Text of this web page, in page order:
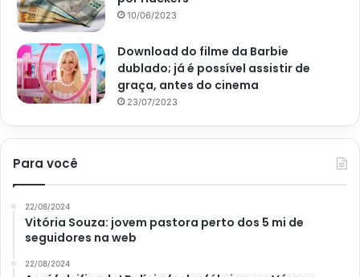
Como receber o prêmio
Para receber o prêmio da Mega-Sena, o apostador tem
que ir a uma agência da Caixa, em qualquer lugar do país.
também, o bilhete original premiado.
também tem que levar um documento e o bilhete para
pegar o prêmio da Mega-Sena.
10/06/2023
Download do filme da Barbie
dublado; já é possível assistir de
graça, antes do cinema
23/07/2023
Para você
22/08/2024
Vitória Souza: jovem pastora perto dos 5 mi de
seguidores na web
22/08/2024